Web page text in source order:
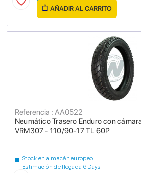
AÑADIR AL CARRITO
Neumático Trasero Enduro con
VRM307 - 110/90-17 TL 60P
Referencia : AA0522
Stock en almacén europeo
Estimación de llegada 6 Days